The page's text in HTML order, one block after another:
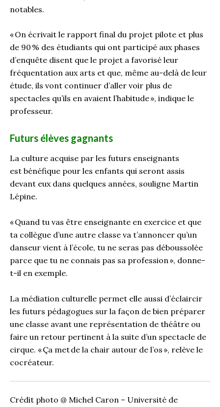
notables.
«On écrivait le rapport final du projet pilote et plus
de 90 % des étudiants qui ont participé aux phases
d’enquête disent que le projet a favorisé leur
fréquentation aux arts et que, même au-delà de leur
étude, ils vont continuer d’aller voir plus de
spectacles qu’ils en avaient l’habitude», indique le
professeur.
Futurs élèves gagnants
La culture acquise par les futurs enseignants
est bénéfique pour les enfants qui seront assis
devant eux dans quelques années, souligne Martin
Lépine.
«Quand tu vas être enseignante en exercice et que
ta collègue d’une autre classe va t’annoncer qu’un
danseur vient à l’école, tu ne seras pas déboussolée
parce que tu ne connais pas sa profession », donne-
t-il en exemple.
La médiation culturelle permet elle aussi d’éclaircir
les futurs pédagogues sur la façon de bien préparer
une classe avant une représentation de théâtre ou
faire un retour pertinent à la suite d’un spectacle de
cirque. «Ça metde la chair autour de l’os », relève le
cocréateur.
Crédit photo @ Michel Caron – Université de